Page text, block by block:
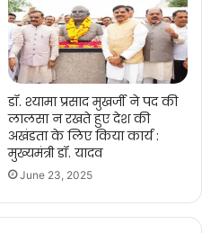
डॉ. श्यामा प्रसाद मुखर्जी ने पद की
लालसा न रखते हुए देश की
अखंडता के लिए किया कार्य :
मुख्यमंत्री डॉ. यादव
June 23, 2025